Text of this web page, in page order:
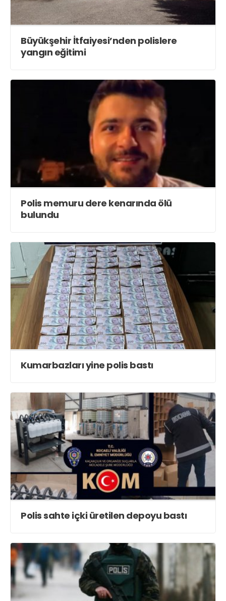
Büyükşehir İtfaiyesi’nden polislere
yangın eğitimi
Polis memuru dere kenarında ölü
bulundu
Kumarbazları yine polis bastı
Polis sahte içki üretilen depoyu bastı